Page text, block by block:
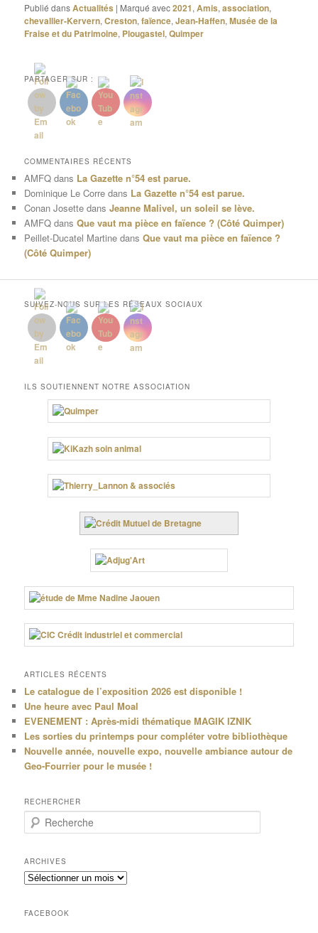
Publié dansActualités | Marqué avec2021,Amis,association,
chevallier-Kervern,Creston,faïence,Jean-Haffen,Musée de la
Fraise et du Patrimoine, Plougastel,Quimper
PARTAGER SUR :
COMMENTAIRES RÉCENTS
AMFQ dans La Gazette n°54 est parue.
Dominique Le Corre dans La Gazette n°54 est parue.
Conan Josette dansJeanne Malivel, un soleil se lève.
AMFQ dansQue vaut ma pièce en faïence ? (Côté Quimper)
Peillet-Ducatel Martine dansQue vaut ma pièce en faïence ?
(Côté Quimper)
SUIVEZ-NOUS SUR LES RÉSEAUX SOCIAUX
ILS SOUTIENNENT NOTRE ASSOCIATION
ARTICLES RÉCENTS
Le catalogue de l’exposition 2026 est disponible !
Une heure avec Paul Moal
EVENEMENT : Après-midi thématique MAGIK IZNIK
Les sorties du printemps pour compléter votre bibliothèque
Nouvelle année, nouvelle expo, nouvelle ambiance autour de
Geo-Fourrier pour le musée !
RECHERCHER
e
h
e
r
h
ARCHIVES
Archives
FACEBOOK